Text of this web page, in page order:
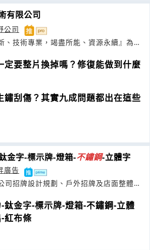
有限公司
公司
、技術專業，竭盡所能、資源永續』為公
定要整片換掉嗎？修復能做到什麼
鏽刮傷？其實九成問題都出在這些
金字-標示牌-燈箱-不鏽鋼-立體字
廣告
司招牌設計規劃、戶外招牌及店面整體招
鈦金字-標示牌-燈箱-不鏽鋼-立體
紅布條